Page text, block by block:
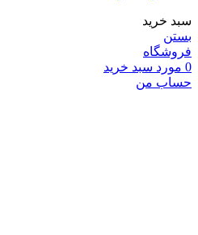
سبد خرید
بستن
فروشگاه
0 مورد سبد خرید
حساب من